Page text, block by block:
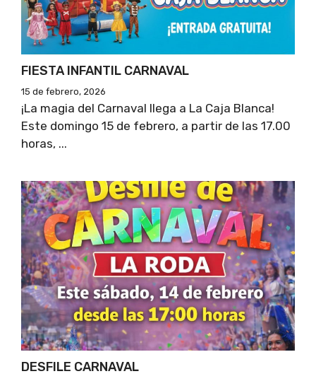
FIESTA INFANTIL CARNAVAL
15 de febrero, 2026
¡La magia del Carnaval llega a La Caja Blanca!
Este domingo 15 de febrero, a partir de las 17.00
horas, ...
DESFILE CARNAVAL